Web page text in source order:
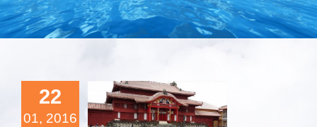
ケアサポート
精華学園高等学校・厚南校
22
01, 2016
回子ども
験スクー
沖縄」